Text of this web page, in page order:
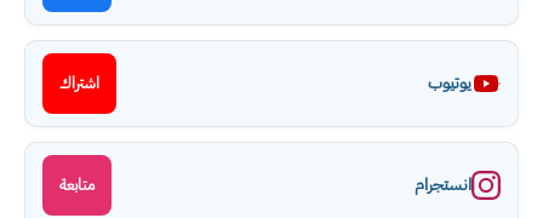
يوتيوب اشتراك
انستجرام متابعة